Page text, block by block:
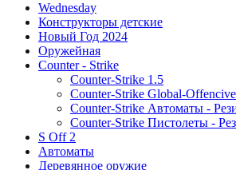
Wednesday
Конструкторы детские
Новый Год 2024
Оружейная
Counter - Strike
Counter-Strike 1.5
Counter-Strike Global-Offencive
Counter-Strike Автоматы -
Counter-Strike Пистолеты -
S Off 2
Автоматы
Деревянное оружие